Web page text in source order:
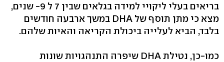
בריאים בעלי ליקויי למידה בגלאים שבין 7 ל 9- שנים,
מצא כי מתן תוסף של DHA במשך ארבעה חודשים
בלבד, הביא לעלייה ביכולת הקריאה והאיות שלהם.
כמו-כן, נטילת DHA שיפרה התנהגויות שונות